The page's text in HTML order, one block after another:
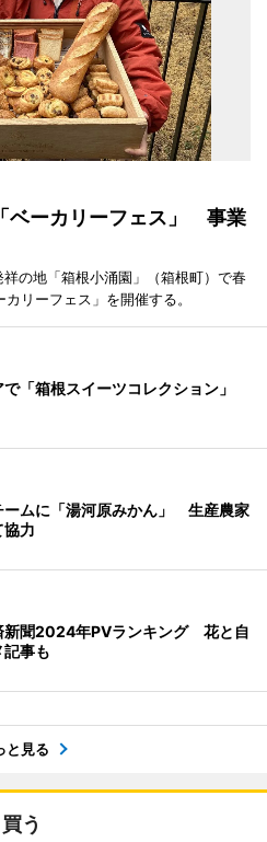
ベーカリーフェス」 事業
の地「箱根小涌園」（箱根町）で春
リーフェス」を開催する。
で「箱根スイーツコレクション」
ームに「湯河原みかん」 生産農家
協力
新聞2024年PVランキング 花と自
事も
と見る
買う